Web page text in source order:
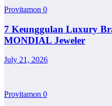
Provitamon 0
7 Keunggulan Luxury
MONDIAL Jeweler
July 21, 2026
Provitamon 0